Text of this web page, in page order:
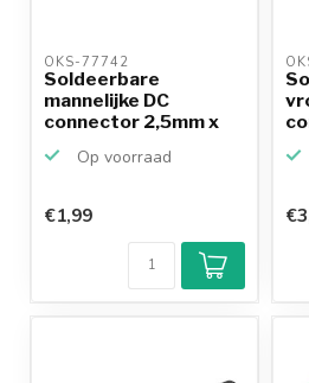
OKS-77742
Soldeerbare
mannelijke DC
connector 2,5mm x
Op voorraad
€1,99